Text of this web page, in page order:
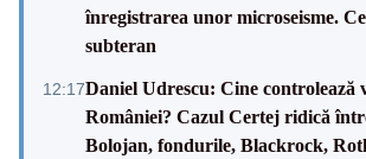
înregistrarea unor microseisme.
subteran
12:17Daniel Udrescu: Cine
României? Cazul Certej ridică
Bolojan, fondurile, Blackrock,